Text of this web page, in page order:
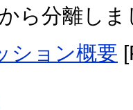
ら分離しま
ション概要